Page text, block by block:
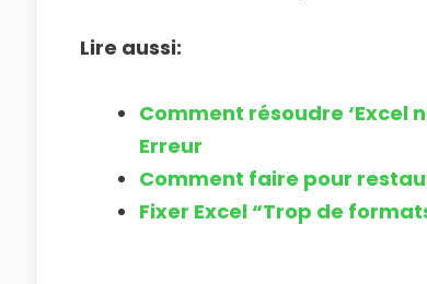
Lire aussi:
Comment résoudre ‘Excel
Erreur
Comment faire pour
Fixer Excel “Trop de